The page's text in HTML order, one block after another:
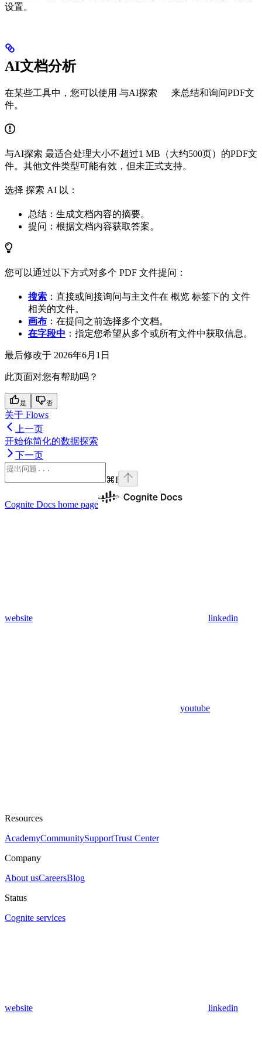
设置。
AI文档分析
在某些工具中，您可以使用 与AI探索
来总结和询问PDF文
件。
与AI探索 最适合处理大小不超过1 MB（大约500页）的PDF文
件。其他文件类型可能有效，但未正式支持。
选择 探索 AI 以：
总结 ：生成文档内容的摘要。
提问 ：根据文档内容获取答案。
您可以通过以下方式对多个 PDF 文件提问：
搜索 ：直接或间接询问与主文件在 概览 标签下的 文件
相关的文件。
画布 ：在提问之前选择多个文档。
在字段中 ：指定您希望从多个或所有文件中获取信息。
最后修改于 2026年6月1日
此页面对您有帮助吗？
是 否
关于 Flows
上一页
开始你简化的数据探索
下一页
⌘I
Cognite Docs home page
website linkedin
youtube
Resources
AcademyCommunitySupportTrust Center
Company
About usCareersBlog
Status
Cognite services
website linkedin